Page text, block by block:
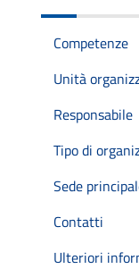
Competenze
Unità
Responsabile
Tipo di
Sede
Contatti
Ulteriori